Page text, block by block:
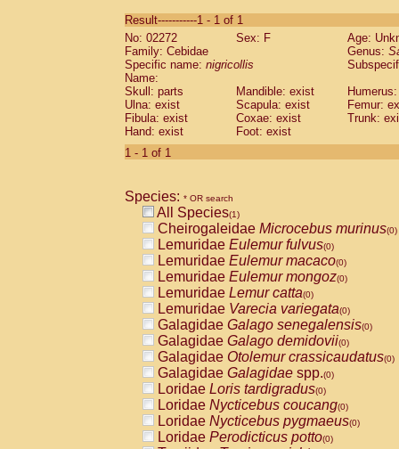
CebidaeSaguinus labiatus(0)
Cebidae Saguinus leucopus (0)
Cebidae
CebidaeSaguinus mystax
Cebidae Saguinus nigricollis (1)
Cebidae Saguinus oedipus
Cebidae Saguinus weddelli
Cebidae Saguinusspp.
Cebidae
CebidaeCebus capucinus
CebidaeCebus nigrivittatus
CebidaeCebus spp.(0)
CebidaeSaimiri boliviensis(0)
CebidaeSaimiri sciureus(0)
AtelidaeAlouatta caraya(0)
AtelidaeAlouatta fusca(0)
AtelidaeAlouatta seniculus(0)
AtelidaeAlouattaspp.(0)
AtelidaeAteles belzebuth(0)
AtelidaeAteles geoffroyi(0)
AtelidaeAteles paniscus(0)
AtelidaeAtelesspp.(0)
AtelidaeLagothrix lagothricha(0)
AtelidaeLagothrix lagothricha cana
PitheciidaeCacajao calvus
Result-----------1 - 1 of 1
No: 02272
Sex: F
Age:
Family: Cebidae
Genus:
Specific name: nigricollis
Name:
Skull: parts
Mandible: exist
Ulna: exist
Scapula: exist
Femur:
Fibula: exist
Coxae: exist
Trunk:
Hand: exist
Foot: exist
1 - 1 of 1
Species: * OR search
All Species(1)
Cheirogaleidae Microcebus murinus(0)
Lemuridae Eulemur fulvus(0)
Lemuridae Eulemur macaco(0)
Lemuridae Eulemur mongoz(0)
Lemuridae Lemur catta(0)
Lemuridae Varecia variegata(0)
Galagidae Galago senegalensis(0)
Galagidae Galago demidovii(0)
Galagidae Otolemur crassicaudatus(0)
Galagidae Galagidae spp.(0)
Loridae Loris tardigradus(0)
Loridae Nycticebus coucang(0)
Loridae Nycticebus pygmaeus(0)
Loridae Perodicticus potto(0)